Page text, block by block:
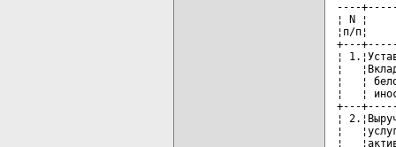
----
¦ N ¦
¦п/п¦
+---
¦
¦
¦   ¦
¦   ¦
+---
¦
¦
¦